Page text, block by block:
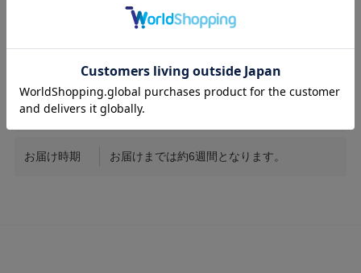
全長20cm
PT / Diamond1.06ct
商品番号 KG053
お届け時期 お届けまでは約6週間となります。